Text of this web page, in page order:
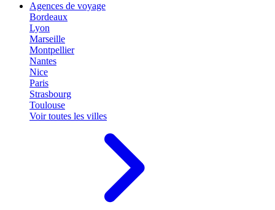
Agences de voyage
Bordeaux
Lyon
Marseille
Montpellier
Nantes
Nice
Paris
Strasbourg
Toulouse
Voir toutes les villes